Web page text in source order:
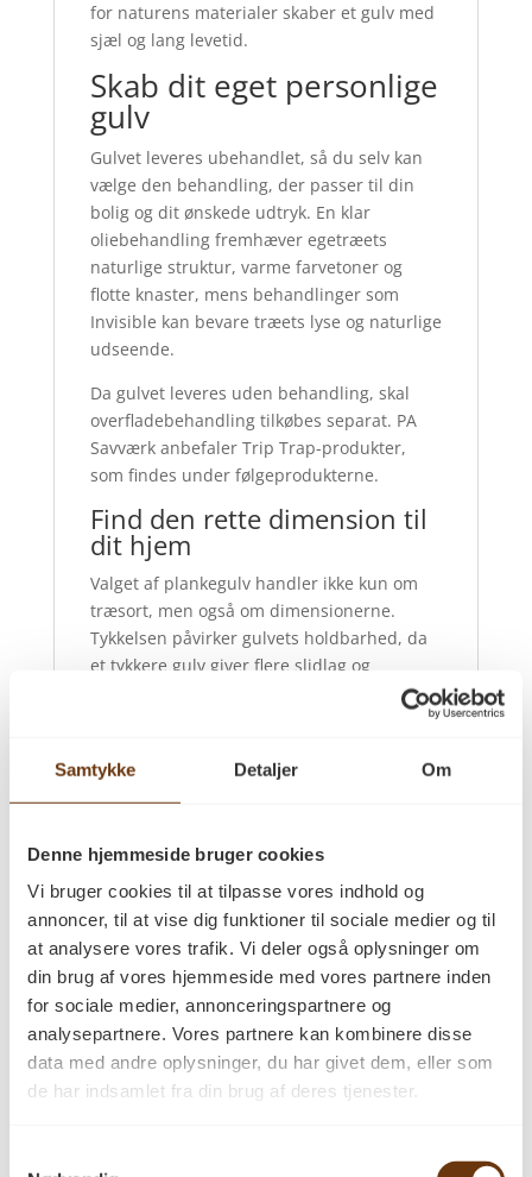
Samtykke Detaljer Om
Denne hjemmeside bruger cookies
Vi bruger cookies til at tilpasse vores indhold og
annoncer, til at vise dig funktioner til sociale medier og til
at analysere vores trafik. Vi deler også oplysninger om
din brug af vores hjemmeside med vores partnere inden
for sociale medier, annonceringspartnere og
analysepartnere. Vores partnere kan kombinere disse
data med andre oplysninger, du har givet dem, eller som
de har indsamlet fra din brug af deres tjenester.
for naturens materialer skaber et gulv med
sjæl og lang levetid.
Skab dit eget personlige
gulv
Gulvet leveres ubehandlet, så du selv kan
vælge den behandling, der passer til din
bolig og dit ønskede udtryk. En klar
oliebehandling fremhæver egetræets
naturlige struktur, varme farvetoner og
flotte knaster, mens behandlinger som
Invisible kan bevare træets lyse og naturlige
udseende.
Da gulvet leveres uden behandling, skal
overfladebehandling tilkøbes separat. PA
Savværk anbefaler Trip Trap-produkter,
som findes under følgeprodukterne.
Find den rette dimension til
dit hjem
Valget af plankegulv handler ikke kun om
træsort, men også om dimensionerne.
Tykkelsen påvirker gulvets holdbarhed, da
et tykkere gulv giver flere slidlag og
mulighed for flere afslibninger gennem
betydning for, hvilken tykkelse der passer
bedst.
Bredden på plankerne er med til at forme
skaber ofte et roligt og eksklusivt udtryk i
større rum, mens smallere dimensioner kan
være med til at understøtte mindre rum.
Det vigtigste er at vælge den løsning, der
passer til både boligen og dine ønsker.
Oplev dit kommende
gulv hos PA Savværk